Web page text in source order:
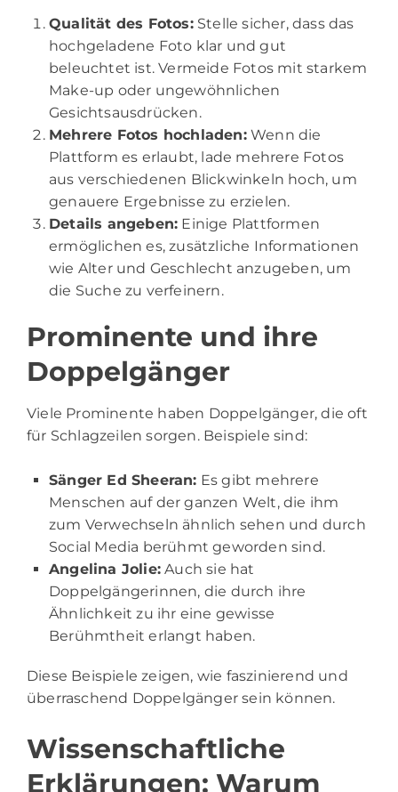
Qualität des Fotos:Stelle sicher, dass das
hochgeladene Foto klar und gut
beleuchtet ist. Vermeide Fotos mit starkem
Make-up oder ungewöhnlichen
Gesichtsausdrücken.
Mehrere Fotos hochladen:Wenn die
Plattform es erlaubt, lade mehrere Fotos
aus verschiedenen Blickwinkeln hoch, um
genauere Ergebnisse zu erzielen.
Details angeben: Einige Plattformen
ermöglichen es, zusätzliche Informationen
wie Alter und Geschlecht anzugeben, um
die Suche zu verfeinern.
Prominente und ihre
Doppelgänger
Viele Prominente haben Doppelgänger, die oft
für Schlagzeilen sorgen. Beispiele sind:
Sänger Ed Sheeran: Es gibt mehrere
Menschen auf der ganzen Welt, die ihm
zum Verwechseln ähnlich sehen und durch
Social Media berühmt geworden sind.
Angelina Jolie: Auch sie hat
Doppelgängerinnen, die durch ihre
Ähnlichkeit zu ihr eine gewisse
Berühmtheit erlangt haben.
Diese Beispiele zeigen, wie faszinierend und
überraschend Doppelgänger sein können.
Wissenschaftliche
Erklärungen: Warum